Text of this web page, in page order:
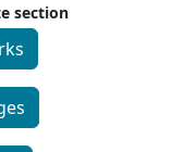
section